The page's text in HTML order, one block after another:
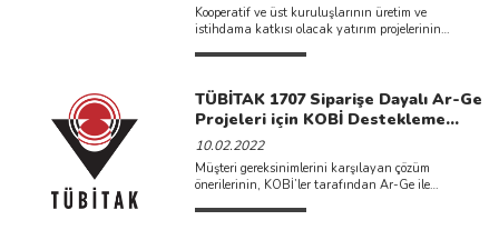
Kooperatif ve üst kuruluşlarının üretim ve
istihdama katkısı olacak yatırım projelerinin
TÜBİTAK 1707 Siparişe Dayalı Ar-Ge
Projeleri için KOBİ Destekleme
Çağrısı kapsamında 2022 yılı 1.
Döneminde 2 adet çağrı açılmıştır.
10.02.2022
Müşteri gereksinimlerini karşılayan çözüm
önerilerinin, KOBİ’ler tarafından Ar-Ge ile